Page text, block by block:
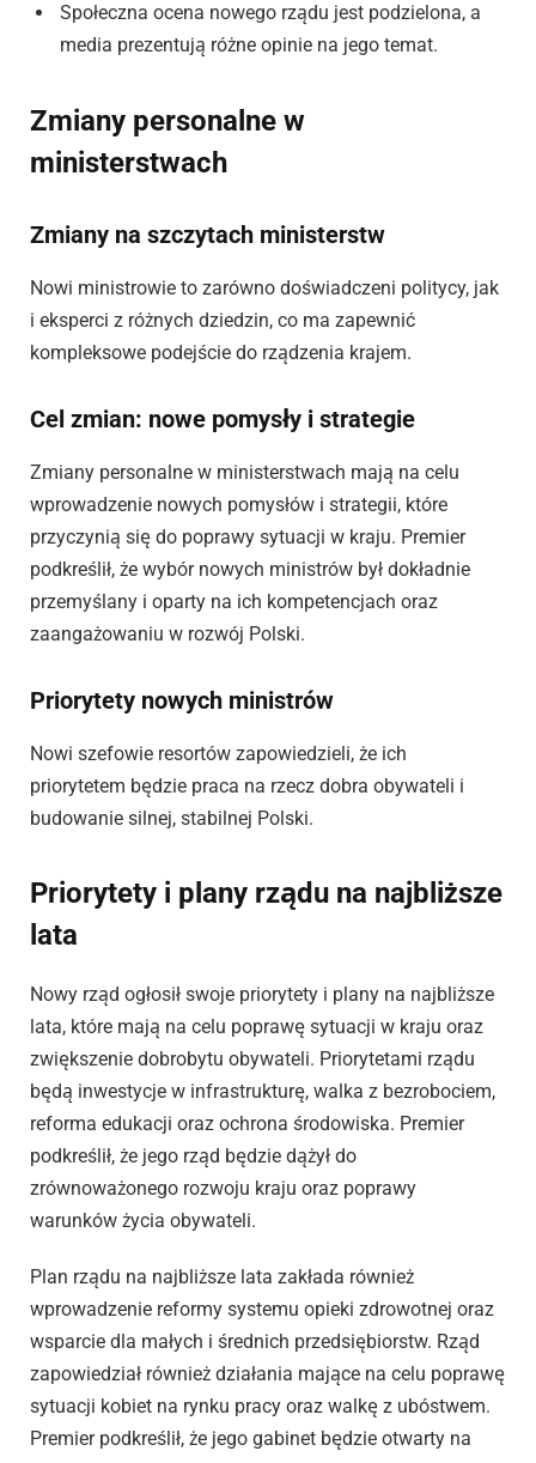
Społeczna ocena nowego rządu jest podzielona, a
media prezentują różne opinie na jego temat.
Zmiany personalne w
ministerstwach
Zmiany na szczytach ministerstw
Nowi ministrowie to zarówno doświadczeni politycy, jak
i eksperci z różnych dziedzin, co ma zapewnić
kompleksowe podejście do rządzenia krajem.
Cel zmian: nowe pomysły i strategie
Zmiany personalne w ministerstwach mają na celu
wprowadzenie nowych pomysłów i strategii, które
przyczynią się do poprawy sytuacji w kraju. Premier
podkreślił, że wybór nowych ministrów był dokładnie
przemyślany i oparty na ich kompetencjach oraz
zaangażowaniu w rozwój Polski.
Priorytety nowych ministrów
Nowi szefowie resortów zapowiedzieli, że ich
priorytetem będzie praca na rzecz dobra obywateli i
budowanie silnej, stabilnej Polski.
Priorytety i plany rządu na najbliższe
lata
Nowy rząd ogłosił swoje priorytety i plany na najbliższe
lata, które mają na celu poprawę sytuacji w kraju oraz
zwiększenie dobrobytu obywateli. Priorytetami rządu
będą inwestycje w infrastrukturę, walka z bezrobociem,
reforma edukacji oraz ochrona środowiska. Premier
podkreślił, że jego rząd będzie dążył do
zrównoważonego rozwoju kraju oraz poprawy
warunków życia obywateli.
Plan rządu na najbliższe lata zakłada również
wprowadzenie reformy systemu opieki zdrowotnej oraz
wsparcie dla małych i średnich przedsiębiorstw. Rząd
zapowiedział również działania mające na celu poprawę
sytuacji kobiet na rynku pracy oraz walkę z ubóstwem.
Premier podkreślił, że jego gabinet będzie otwarty na